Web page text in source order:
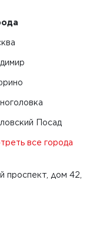
Посад
все города
проспект, дом 42,